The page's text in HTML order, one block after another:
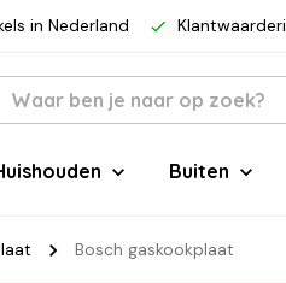
in Nederland
Buiten
Bosch gaskookplaat